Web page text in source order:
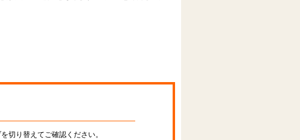
切り替えてご確認ください。